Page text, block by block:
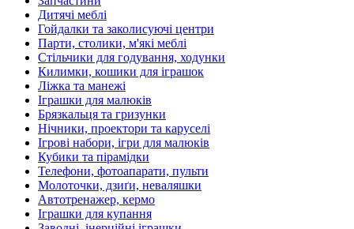
Дитячі меблі
Гойдалки та заколисуючі центри
Парти, столики, м'які меблі
Стільчики для годування, ходунки
Килимки, кошики для іграшок
Ліжка та манежі
Іграшки для малюків
Брязкальця та гризунки
Нічники, проектори та каруселі
Ігрові набори, ігри для малюків
Кубики та пірамідки
Телефони, фотоапарати, пульти
Молоточки, дзиґи, неваляшки
Автотренажер, кермо
Іграшки для купання